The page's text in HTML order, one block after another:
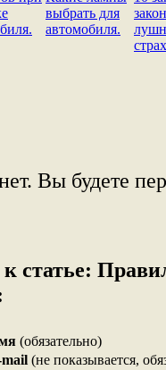
выбрать для
автомобиля.
Вы будете
статье:
(обязательно)
(не показывается,